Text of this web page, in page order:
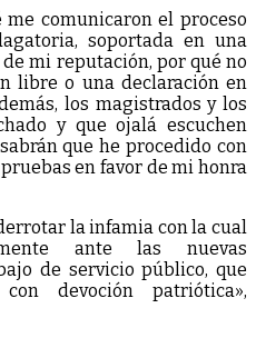
me comunicaron el proceso
soportada en una
mi reputación, por qué no
libre o una declaración en
los magistrados y los
y que ojalá escuchen
que he procedido con
en favor de mi honra
la infamia con la cual
ante las nuevas
de servicio público, que
devoción patriótica»,